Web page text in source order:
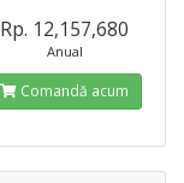
Rp. 12,157,680
Anual
Comandă acum